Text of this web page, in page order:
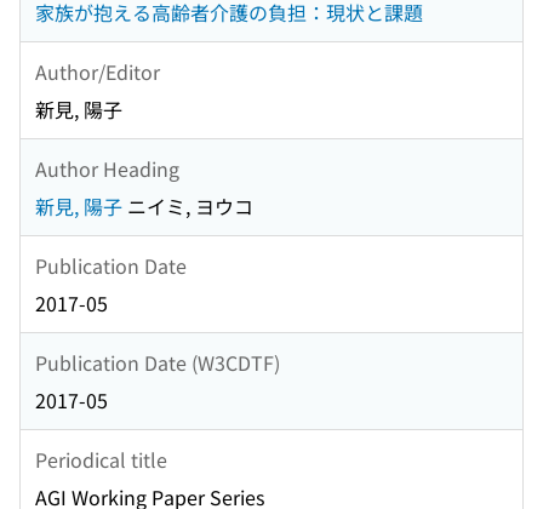
家族が抱える高齢者介護の負担：現状と課題
Author/Editor
新見, 陽子
Author Heading
新見, 陽子 ニイミ, ヨウコ
Publication Date
2017-05
Publication Date (W3CDTF)
2017-05
Periodical title
AGI Working Paper Series